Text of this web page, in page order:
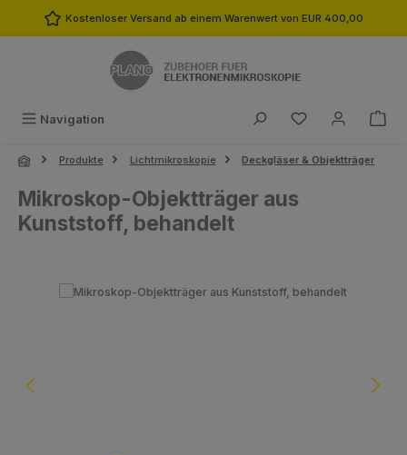
Zum Hauptinhalt springen
Kostenloser Versand ab einem Warenwert von EUR 400,00
Navigation Du hast 0
Produkte Lichtmikroskopie Deckgläser & Objektträger
Mikroskop-Objektträger aus
Kunststoff, behandelt
Bildergalerie überspringen